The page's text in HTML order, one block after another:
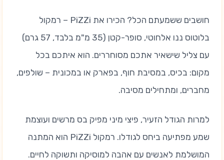
חושבים ששמעתם הכל? הכירו את PiZZi – רמקול
בלוטוס ננו אלחוטי, סופר-קטן (35 מ"מ בלבד, 57 גרם)
עם צליל שישאיר אתכם מסוחררים. הוא איתכם בכל
מקום: בכיס, במסיבת חוף, בפארק או במכונית – שולפים,
מחברים, ומתחילים מסיבה.
למרות הגודל הזעיר, פיצי מיני מפיק בס מרשים ועוצמת
שמע מפתיעה ביחס לגודלו. רמקול PiZZi הוא המתנה
המושלמת לאנשים עם אהבה למוסיקה ותשוקה לחיים.